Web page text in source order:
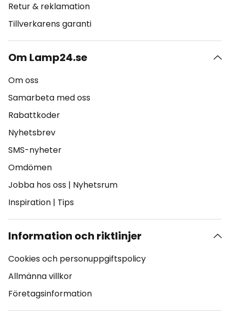
Retur & reklamation
Tillverkarens garanti
Om Lamp24.se
Om oss
Samarbeta med oss
Rabattkoder
Nyhetsbrev
SMS-nyheter
Omdömen
Jobba hos oss | Nyhetsrum
Inspiration | Tips
Information och riktlinjer
Cookies och personuppgiftspolicy
Allmänna villkor
Företagsinformation